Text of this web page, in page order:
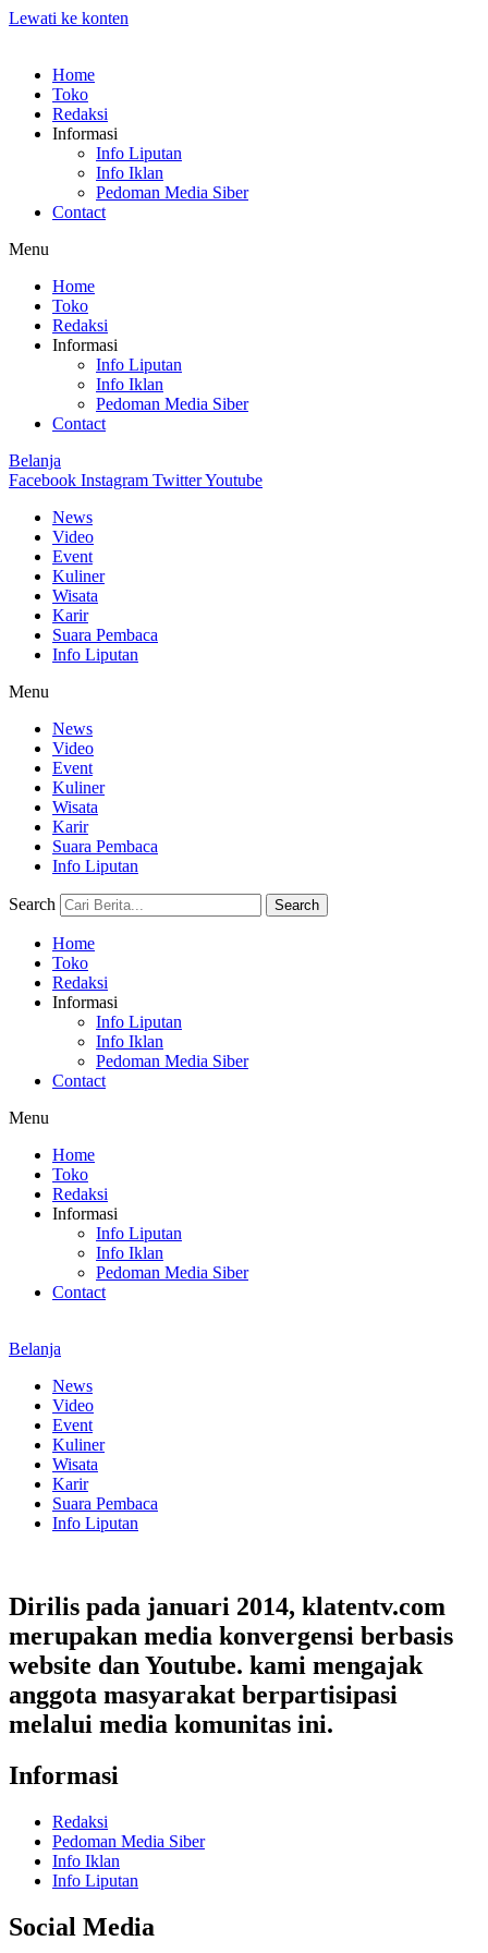
Lewati ke konten
Home
Toko
Redaksi
Informasi
Info Liputan
Info Iklan
Pedoman Media Siber
Contact
Menu
Home
Toko
Redaksi
Informasi
Info Liputan
Info Iklan
Pedoman Media Siber
Contact
Belanja
Facebook Instagram TwitterYoutube
News
Video
Event
Kuliner
Wisata
Karir
Suara Pembaca
Info Liputan
Menu
News
Video
Event
Kuliner
Wisata
Karir
Suara Pembaca
Info Liputan
Search Search
Home
Toko
Redaksi
Informasi
Info Liputan
Info Iklan
Pedoman Media Siber
Contact
Menu
Home
Toko
Redaksi
Informasi
Info Liputan
Info Iklan
Pedoman Media Siber
Contact
Belanja
News
Video
Event
Kuliner
Wisata
Karir
Suara Pembaca
Info Liputan
Dirilis pada januari 2014, klatentv.com
merupakan media konvergensi berbasis
website dan Youtube. kami mengajak
anggota masyarakat berpartisipasi
melalui media komunitas ini.
Informasi
Redaksi
Pedoman Media Siber
Info Iklan
Info Liputan
Social Media